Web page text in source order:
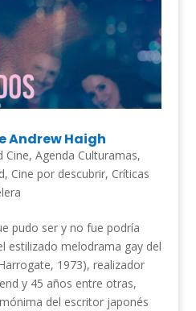
Andrew Haigh
Cine, Agenda Culturamas,
, Cine por descubrir, Críticas
pudo ser y no fue podría
estilizado melodrama gay del
1973), realizador
y 45 años entre otras,
del escritor japonés